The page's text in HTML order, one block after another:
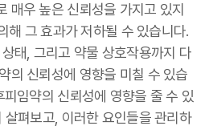
매우 높은 신뢰성을 가지고 있지
해 그 효과가 저하될 수 있습니다.
태, 그리고 약물 상호작용까지 다
의 신뢰성에 영향을 미칠 수 있습
임약의 신뢰성에 영향을 줄 수 있
펴보고, 이러한 요인들을 관리하